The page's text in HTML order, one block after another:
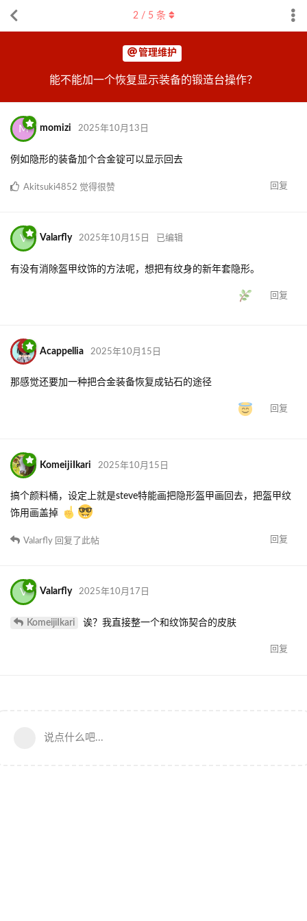
管理维护
能不能加一个恢复显示装备的锻造台操作？
2/ 5条
M momizi 2025年10月13日
例如隐形的装备加个合金锭可以显示回去
回复
Akitsuki4852 觉得很赞
V Valarfly 2025年10月15日 已编辑
有没有消除盔甲纹饰的方法呢，想把有纹身的新年套隐形。
回复
Acappellia 2025年10月15日
那感觉还要加一种把合金装备恢复成钻石的途径
回复
KomeijiIkari 2025年10月15日
搞个颜料桶，设定上就是steve特能画把隐形盔甲画回去，把盔甲纹
饰用画盖掉
回复
Valarfly 回复了此帖
V Valarfly 2025年10月17日
KomeijiIkari 诶？我直接整一个和纹饰契合的皮肤
回复
说点什么吧...